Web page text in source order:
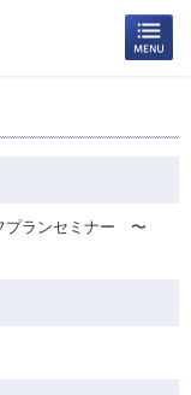
プランセミナー 〜